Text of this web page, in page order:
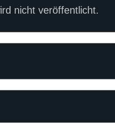
nicht veröffentlicht.